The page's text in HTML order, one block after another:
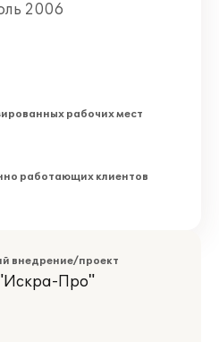
2006
рабочих мест
работающих клиентов
внедрение/проект
Про"